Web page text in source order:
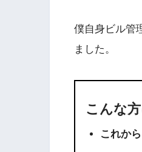
僕自身ビル管
ました。
こんな
これか